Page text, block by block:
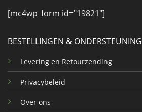
BESTELLINGEN & ONDERSTEUNING
Levering en Retourzending
Privacybeleid
Over ons
[mc4wp_form id="19821"]